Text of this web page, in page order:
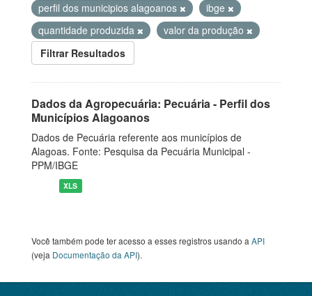
perfil dos municipios alagoanos
ibge
quantidade produzida
valor da produção
Filtrar Resultados
Dados da Agropecuária: Pecuária - Perfil dos
Municípios Alagoanos
Dados de Pecuária referente aos municípios de
Alagoas. Fonte: Pesquisa da Pecuária Municipal -
PPM/IBGE
XLS
Você também pode ter acesso a esses registros usando a API
(veja Documentação da API).